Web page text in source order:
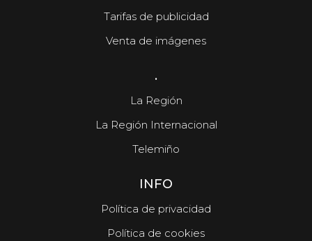
Tarifas de publicidad
Venta de imágenes
.
La Región
La Región Internacional
Telemiño
INFO
Política de privacidad
Política de cookies